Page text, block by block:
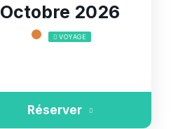
Octobre 2026
VOYAGE
Réserver